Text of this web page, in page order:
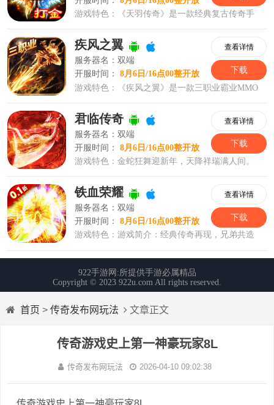
首页 > 传奇发布网玩法 文章正文
传奇游戏史上第一神豪玩家8L
传奇发布网玩法 2026-04-10 09:02:38